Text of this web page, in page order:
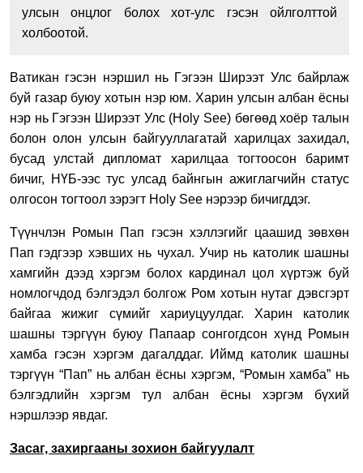
улсын онцлог болох хот-улс гэсэн ойлголттой
холбоотой.
Ватикан гэсэн нэршил нь Гэгээн Ширээт Улс байрлаж
буй газар буюу хотын нэр юм. Харин улсын албан ёсны
нэр нь Гэгээн Ширээт Улс (Holy See) бөгөөд хоёр талын
болон олон улсын байгууллагатай харилцах захидал,
бусад улстай дипломат харилцаа тогтоосон баримт
бичиг, НҮБ-ээс тус улсад байнгын ажиглагчийн статус
олгосон тогтоол зэрэгт Holy See нэрээр бичигддэг.
Түүнчлэн Ромын Пап гэсэн хэллэгийг цаашид зөвхөн
Пап гэдгээр хэвших нь чухал. Учир нь католик шашны
хамгийн дээд хэргэм болох кардинал цол хүртэж буй
номлогчдод бэлгэдэл болгож Ром хотын нутаг дэвсгэрт
байгаа жижиг сүмийг хариуцуулдаг. Харин католик
шашны тэргүүн буюу Папаар сонгогдсон хүнд Ромын
хамба гэсэн хэргэм дагалддаг. Иймд католик шашны
тэргүүн “Пап” нь албан ёсны хэргэм, “Ромын хамба” нь
бэлгэдлийн хэргэм тул албан ёсны хэргэм бүхий
нэршлээр явдаг.
Засаг, захиргааны зохион байгуулалт